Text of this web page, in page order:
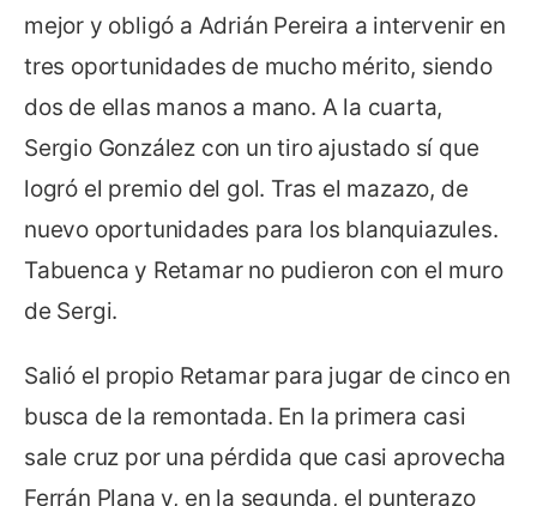
mejor y obligó a Adrián Pereira a intervenir en
tres oportunidades de mucho mérito, siendo
dos de ellas manos a mano. A la cuarta,
Sergio González con un tiro ajustado sí que
logró el premio del gol. Tras el mazazo, de
nuevo oportunidades para los blanquiazules.
Tabuenca y Retamar no pudieron con el muro
de Sergi.
Salió el propio Retamar para jugar de cinco en
busca de la remontada. En la primera casi
sale cruz por una pérdida que casi aprovecha
Ferrán Plana y, en la segunda, el punterazo